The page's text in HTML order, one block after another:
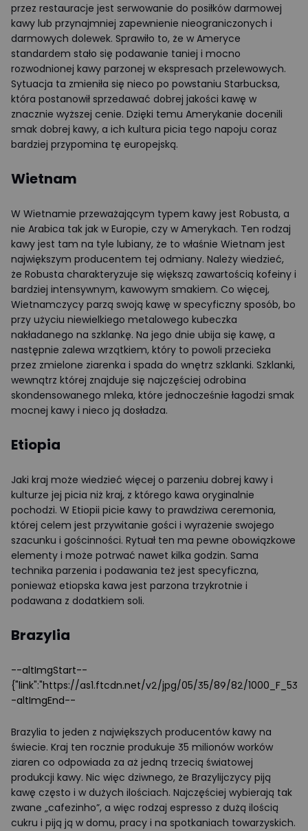
przez restauracje jest serwowanie do posiłków darmowej
kawy lub przynajmniej zapewnienie nieograniczonych i
darmowych dolewek. Sprawiło to, że w Ameryce
standardem stało się podawanie taniej i mocno
rozwodnionej kawy parzonej w ekspresach przelewowych.
Sytuacja ta zmieniła się nieco po powstaniu Starbucksa,
która postanowił sprzedawać dobrej jakości kawę w
znacznie wyższej cenie. Dzięki temu Amerykanie docenili
smak dobrej kawy, a ich kultura picia tego napoju coraz
bardziej przypomina tę europejską.
Wietnam
W Wietnamie przeważającym typem kawy jest Robusta, a
nie Arabica tak jak w Europie, czy w Amerykach. Ten rodzaj
kawy jest tam na tyle lubiany, że to właśnie Wietnam jest
największym producentem tej odmiany. Należy wiedzieć,
że Robusta charakteryzuje się większą zawartością kofeiny i
bardziej intensywnym, kawowym smakiem. Co więcej,
Wietnamczycy parzą swoją kawę w specyficzny sposób, bo
przy użyciu niewielkiego metalowego kubeczka
nakładanego na szklankę. Na jego dnie ubija się kawę, a
następnie zalewa wrzątkiem, który to powoli przecieka
przez zmielone ziarenka i spada do wnętrz szklanki. Szklanki,
wewnątrz której znajduje się najczęściej odrobina
skondensowanego mleka, które jednocześnie łagodzi smak
mocnej kawy i nieco ją dosładza.
Etiopia
Jaki kraj może wiedzieć więcej o parzeniu dobrej kawy i
kulturze jej picia niż kraj, z którego kawa oryginalnie
pochodzi. W Etiopii picie kawy to prawdziwa ceremonia,
której celem jest przywitanie gości i wyrażenie swojego
szacunku i gościnności. Rytuał ten ma pewne obowiązkowe
elementy i może potrwać nawet kilka godzin. Sama
technika parzenia i podawania też jest specyficzna,
ponieważ etiopska kawa jest parzona trzykrotnie i
podawana z dodatkiem soli.
Brazylia
--altImgStart--
{"link":"https://as1.ftcdn.net/v2/jpg/05/35/89/82/
-altImgEnd--
Brazylia to jeden z największych producentów kawy na
świecie. Kraj ten rocznie produkuje 35 milionów worków
ziaren co odpowiada za aż jedną trzecią światowej
produkcji kawy. Nic więc dziwnego, że Brazylijczycy piją
kawę często i w dużych ilościach. Najczęściej wybierają tak
zwane „cafezinho”, a więc rodzaj espresso z dużą ilością
cukru i piją ją w domu, pracy i na spotkaniach towarzyskich.